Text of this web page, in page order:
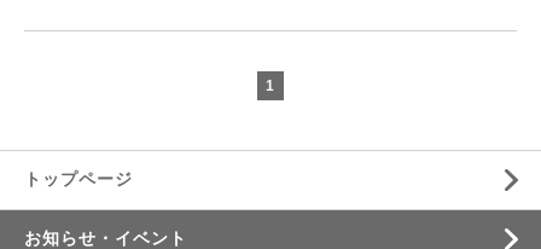
1
トップページ
お知らせ・イベント